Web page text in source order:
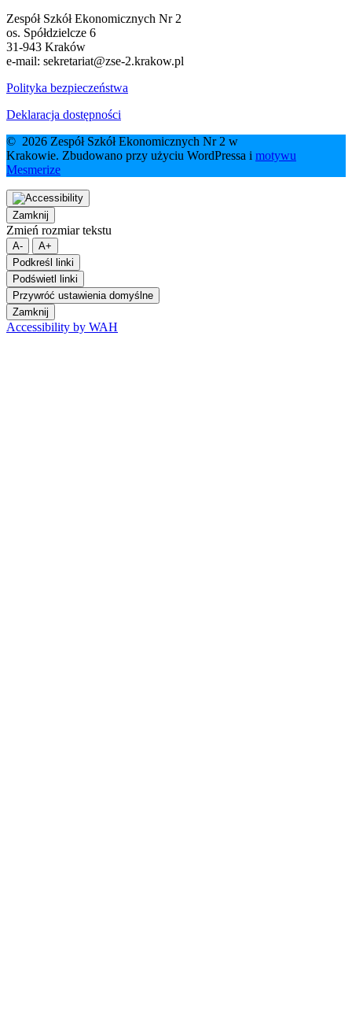
Zespół Szkół Ekonomicznych Nr 2
os. Spółdzielcze 6
31-943 Kraków
e-mail: sekretariat@zse-2.krakow.pl
Polityka bezpieczeństwa
Deklaracja dostępności
© 2026 Zespół Szkół Ekonomicznych Nr 2 w
Krakowie. Zbudowano przy użyciu WordPressa i motywu
Mesmerize
Zamknij
Zmień rozmiar tekstu
A-
A+
Podkreśl linki
Podświetl linki
Przywróć ustawienia domyślne
Zamknij
Accessibility by WAH